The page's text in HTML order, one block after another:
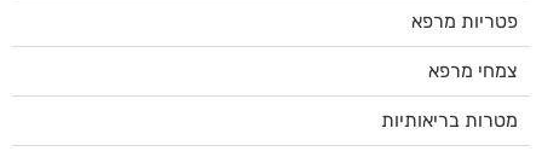
פטריות מרפא
צמחי מרפא
מטרות בריאותיות